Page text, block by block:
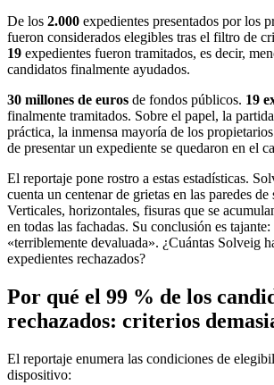
De los 2.000 expedientes presentados por los
fueron considerados elegibles tras el filtro de
19 expedientes fueron tramitados, es decir,
candidatos finalmente ayudados.
30 millones de euros de fondos públicos. 19
finalmente tramitados. Sobre el papel, la
práctica, la inmensa mayoría de los
de presentar un expediente se quedaron en el
El reportaje pone rostro a estas estadísticas.
cuenta un centenar de grietas en las paredes
Verticales, horizontales, fisuras que se
en todas las fachadas. Su conclusión es
«terriblemente devaluada». ¿Cuántas Solveig
expedientes rechazados?
Por qué el 99 % de los
rechazados: criterios
El reportaje enumera las condiciones de
dispositivo: